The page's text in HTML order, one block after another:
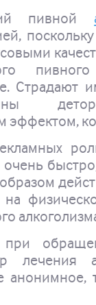
пивной
Страдают
при
лечения